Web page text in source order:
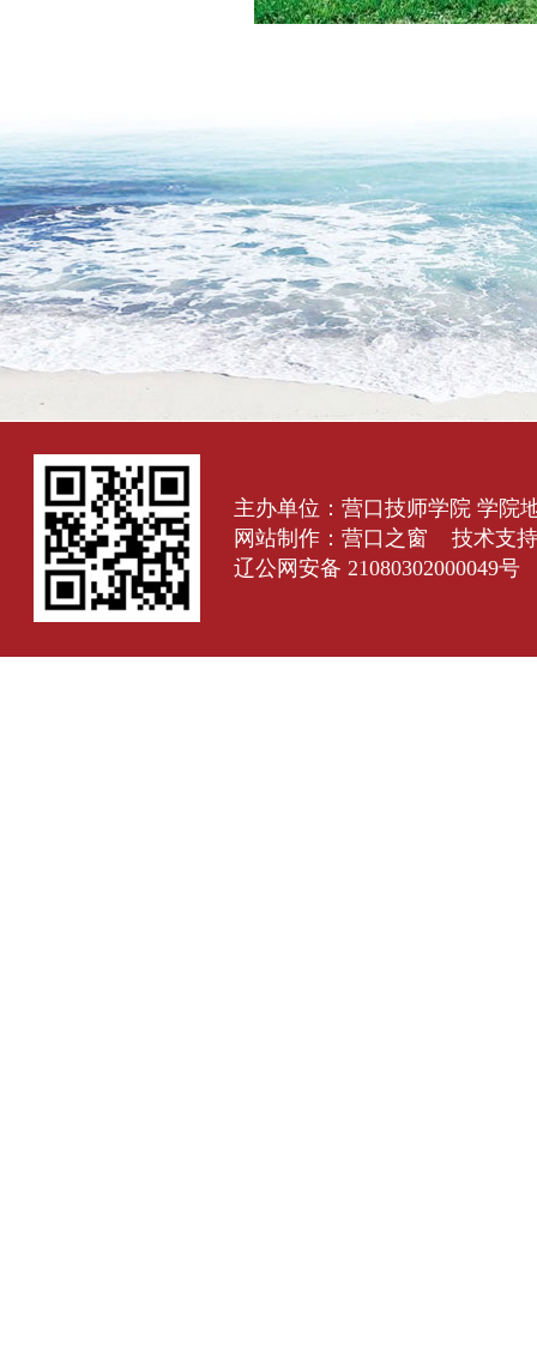
主办单位：营口技师学院 学院
网站制作： 营口之窗
技术支
辽公网安备 21080302000049号